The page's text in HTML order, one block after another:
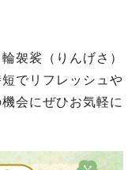
袈裟（りんげさ）
でリフレッシュや
会にぜひお気軽に